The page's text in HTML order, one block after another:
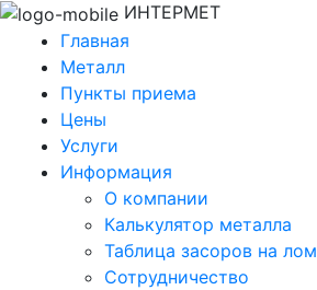
ИНТЕРМЕТ
Главная
Металл
Пункты приема
Цены
Услуги
Информация
О компании
Калькулятор металла
Таблица засоров на лом
Сотрудничество